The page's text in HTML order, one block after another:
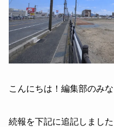
こんにちは！編集部のみな
続報を下記に追記しまし